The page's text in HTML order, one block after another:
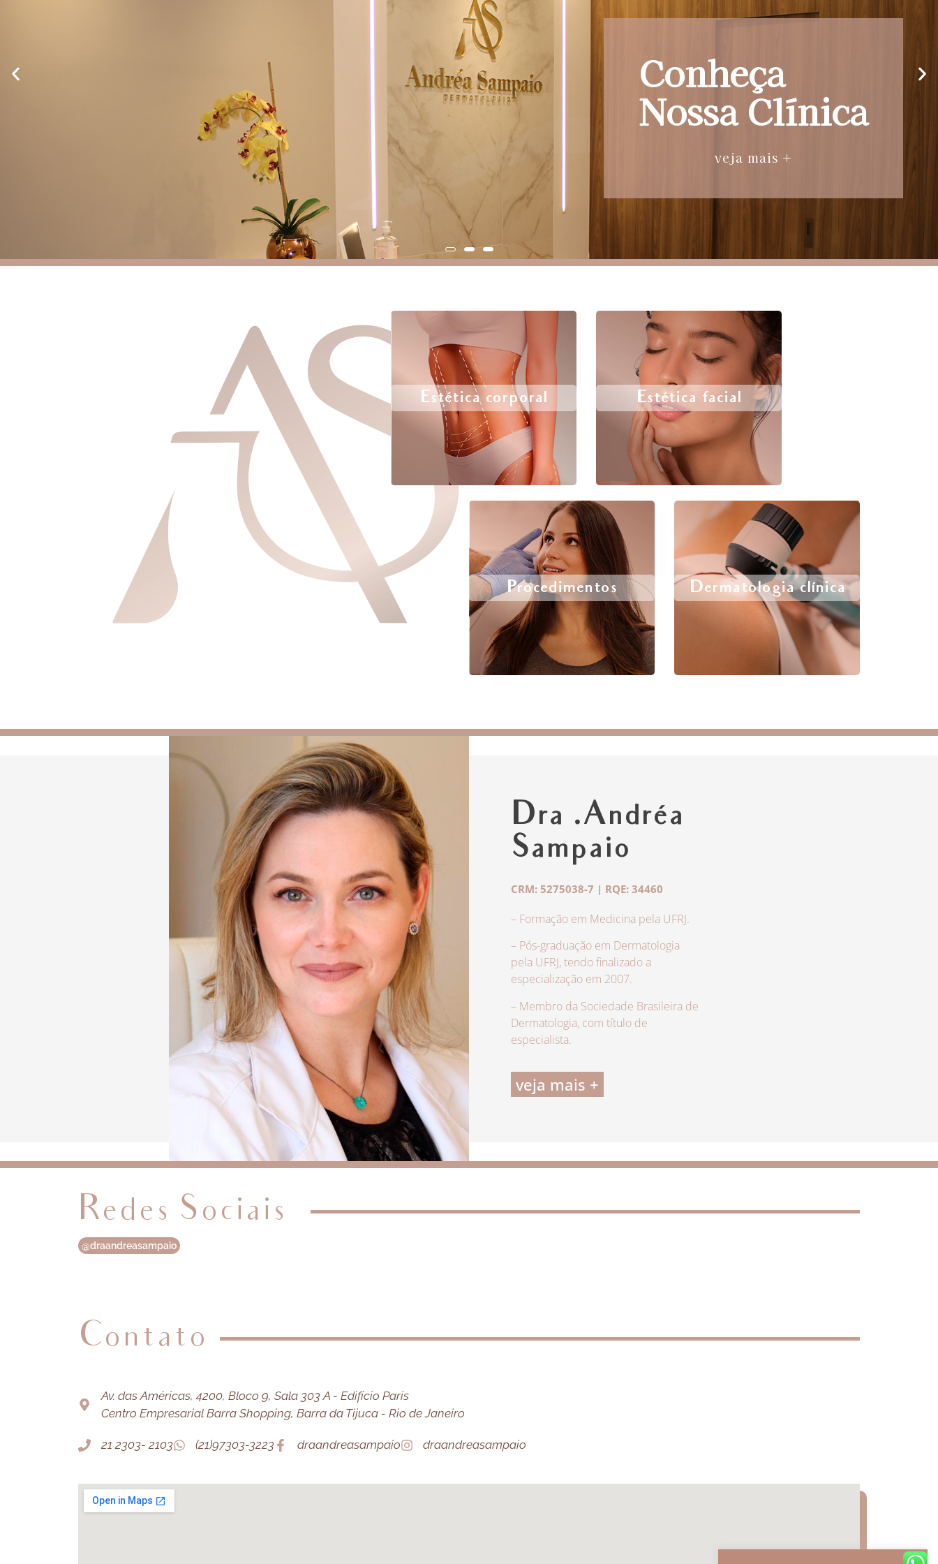
Conheça
Nossa Clínica
veja mais +
Estética corporal Estética facial
Procedimentos Dermatologia clínica
Dra .Andréa
Sampaio
CRM: 5275038-7 | RQE: 34460
– Formação em Medicina pela UFRJ.
– Pós-graduação em Dermatologia
pela UFRJ, tendo finalizado a
especialização em 2007.
– Membro da Sociedade Brasileira de
Dermatologia, com título de
especialista.
veja mais +
Redes Sociais
@draandreasampaio
Contato
Av. das Américas, 4200, Bloco 9, Sala 303 A - Edifício Paris
Centro Empresarial Barra Shopping, Barra da Tijuca - Rio de Janeiro
21 2303- 2103 (21)97303-3223 draandreasampaio draandreasampaio